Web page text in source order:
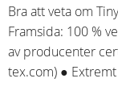
Bra att veta om
Framsida: 100 %
av producenter
tex.com) ●